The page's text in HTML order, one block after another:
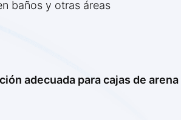
baños y otras áreas
adecuada para cajas de arena